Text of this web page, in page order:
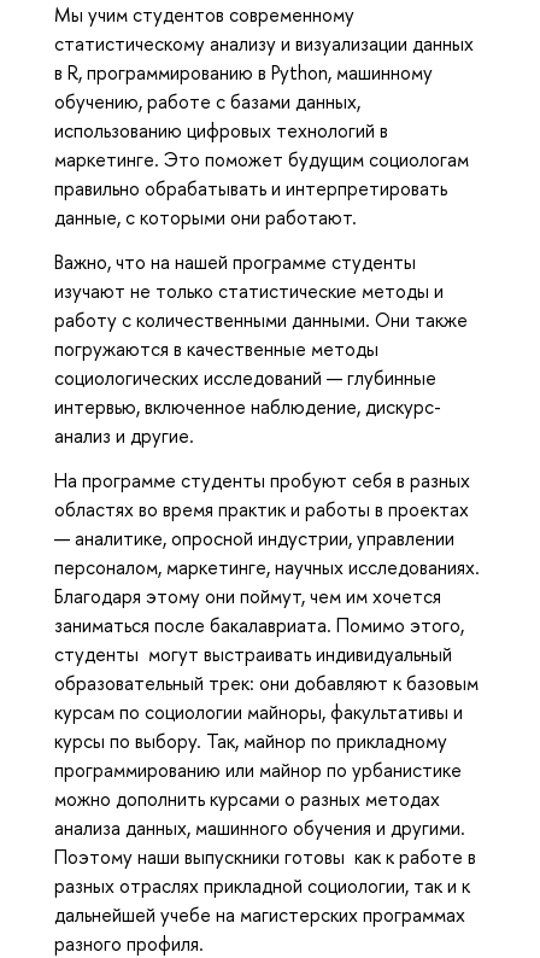
Мы учим студентов современному
статистическому анализу и визуализации данных
в R, программированию в Python, машинному
обучению, работе с базами данных,
использованию цифровых технологий в
маркетинге. Это поможет будущим социологам
правильно обрабатывать и интерпретировать
данные, с которыми они работают.
Важно, что на нашей программе студенты
изучают не только статистические методы и
работу с количественными данными. Они также
погружаются в качественные методы
социологических исследований — глубинные
интервью, включенное наблюдение, дискурс-
анализ и другие.
На программе студенты пробуют себя в разных
областях во время практик и работы в проектах
— аналитике, опросной индустрии, управлении
персоналом, маркетинге, научных исследованиях.
Благодаря этому они поймут, чем им хочется
заниматься после бакалавриата. Помимо этого,
студенты могут выстраивать индивидуальный
образовательный трек: они добавляют к базовым
курсам по социологии майноры, факультативы и
курсы по выбору. Так, майнор по прикладному
программированию или майнор по урбанистике
можно дополнить курсами о разных методах
анализа данных, машинного обучения и другими.
Поэтому наши выпускники готовы как к работе в
разных отраслях прикладной социологии, так и к
дальнейшей учебе на магистерских программах
разного профиля.